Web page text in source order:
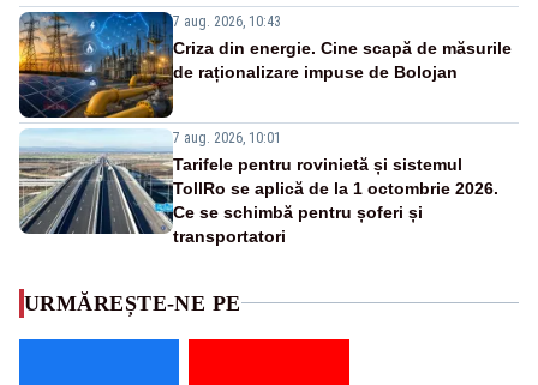
7 aug. 2026, 10:43
Criza din energie. Cine scapă de măsurile
de raționalizare impuse de Bolojan
7 aug. 2026, 10:01
Tarifele pentru rovinietă și sistemul
TollRo se aplică de la 1 octombrie 2026.
Ce se schimbă pentru șoferi și
transportatori
URMĂREȘTE-NE PE